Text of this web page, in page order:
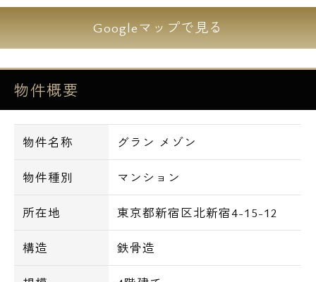
宅街です。
2018年7月に完成のセコム・セキュリティ導
入マンション、『グラン メゾン』のご紹介で
す。
新宿駅が徒歩圏内の立地で終電を逃してしま
っても安心の立地です。
周辺にはコンビニや100円ストアなど、日頃
に買い物に便利なショップが有り、東中野駅
前には大型スーパーや商店街もあります。
当マンションには、セコム・セキュリティが
完備しており、夜間や不在時にも安心できる
住まいになっております。
Googleマップで見る
物件概要
物件名称 グラン メゾン
物件種別 マンション
所在地 東京都新宿区北新宿4-15-12
構造 鉄骨造